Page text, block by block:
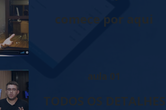
comece por aqui
aula 01
TODOS OS DETALHES